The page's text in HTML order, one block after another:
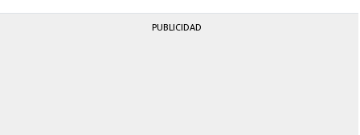
PUBLICIDAD